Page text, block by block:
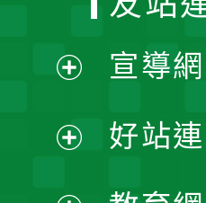
開
宣導
好站